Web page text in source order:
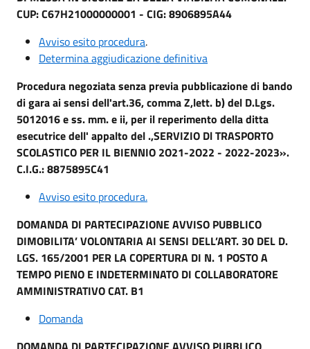
CUP: C67H21000000001 - CIG: 8906895A44
Avviso esito procedura.
Determina aggiudicazione definitiva
Procedura negoziata senza previa pubblicazione di bando
di gara ai sensi dell'art.36, comma Z,lett. b) del D.Lgs.
5012016 e ss. mm. e ii, per il reperimento della ditta
esecutrice dell' appalto del .,SERVIZIO Dl TRASPORTO
SCOLASTICO PER IL BIENNIO 2O21-2O22 - 2022-2023».
C.I.G.: 8875895C41
Avviso esito procedura.
DOMANDA DI PARTECIPAZIONE AVVISO PUBBLICO
DIMOBILITA’ VOLONTARIA AI SENSI DELL’ART. 30 DEL D.
LGS. 165/2001 PER LA COPERTURA DI N. 1 POSTO A
TEMPO PIENO E INDETERMINATO DI COLLABORATORE
AMMINISTRATIVOCAT. B1
Domanda